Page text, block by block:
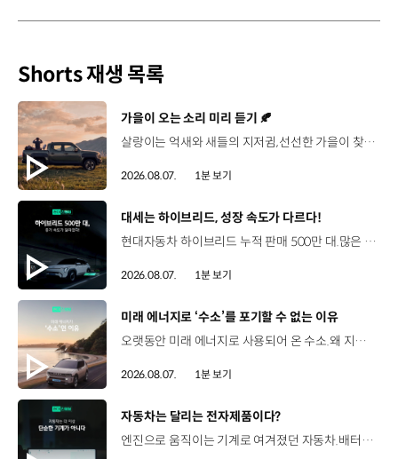
Shorts 재생 목록
[동영상]
가을이 오는 소리 미리 듣기 🍂
살랑이는 억새와 새들의 지저귐,선선한 가을이 찾아오는 소리. 더 기아 타스만과 함께 계절을 만나보세요. 🎧 *본 영상은 AI를 활용해 제작했습니다. #기아 #더기아타스만 #타스만 #가을 #입추 #Tasman #ASMR
2026.08.07. 1분 보기
[동영상]
대세는 하이브리드, 성장 속도가 다르다!
현대자동차 하이브리드 누적 판매 500만 대.많은 운전자들이 선택한 이유는 무엇일까요? 현대진행형 팟캐스트 EP.21에서 확인하세요.📻 #현대자동차그룹 #현대진행형 #모빌리티팟캐스트 #하이브리드 #연료 #미래모빌리티 #모빌리티
2026.08.07. 1분 보기
[동영상]
미래 에너지로 ‘수소’를 포기할 수 없는 이유
오랫동안 미래 에너지로 사용되어 온 수소.왜 지금까지도 중요한 선택지로 꼽힐까요? 현대진행형 팟캐스트 EP.21에서 확인하세요.📻 #현대자동차그룹 #현대진행형 #모빌리티팟캐스트 #수소전기차 #수소에너지 #연료 #미래모빌리티 #모빌리티
2026.08.07. 1분 보기
[동영상]
자동차는 달리는 전자제품이다?
엔진으로 움직이는 기계로 여겨졌던 자동차.배터리와 소프트웨어를 통해 어떻게 바뀌고 있을까요? 현대진행형 팟캐스트 EP.21에서 확인하세요.📻 #현대자동차그룹 #현대진행형 #모빌리티팟캐스트 #SDV #전기차 #연료 #미래모빌리티 #모빌리티